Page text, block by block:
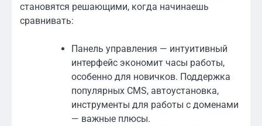
становятся решающими, когда начинаешь
сравнивать:
Панель управления — интуитивный
интерфейс экономит часы работы,
особенно для новичков. Поддержка
популярных CMS, автоустановка,
инструменты для работы с доменами
— важные плюсы.